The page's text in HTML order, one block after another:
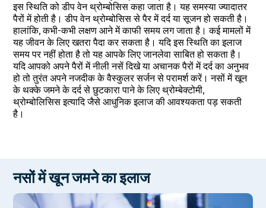
इस स्थिति को डीप वेन थ्रोम्बोसिस कहा जाता है। यह समस्या ज्यादातर
पैरों में होती है। डीप वेन थ्रोम्बोसिस से पैर में दर्द या सूजन हो सकती है।
हालांकि, कभी-कभी लक्षण आने में काफी समय लग जाता है। कई मामलों में
यह जीवन के लिए खतरा पैदा कर सकता है। यदि इस स्थिति का इलाज
समय पर नहीं होता है तो यह आपके लिए जानलेवा साबित हो सकता है।
यदि आपको अपने पैरों में नीली नसें दिखे या अचानक पैरों में दर्द का अनुभव
हो तो तुरंत अपने नजदीक के वैस्कुलर सर्जन से परामर्श करें। नसों में खून
के थक्के जमने के दर्द से छुटकारा पाने के लिए थ्रोम्बेक्टोमी,
थ्रोम्बोलिसिस इत्यादि जैसे आधुनिक इलाज की आवश्यकता पड़ सकती
है।
नसों में खून जमने का इलाज